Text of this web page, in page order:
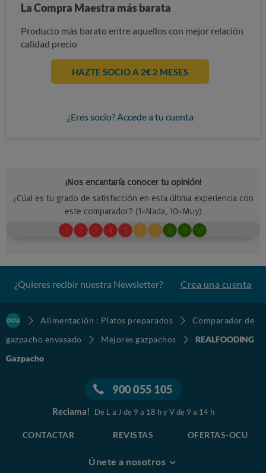
La Compra Maestra más barata
Producto más barato entre aquellos con mejor relación
calidad precio
HAZTE SOCIO A 2€ 2 MESES
¿Eres socio? Accede a tu cuenta
¿Quieres recibir nuestra Newsletter? Crea una cuenta
Alimentación : Platos preparados
Comparador de
gazpacho envasado
Mejores gazpachos
REALFOODING
Gazpacho
900 055 105
Reclama! De L a J de 9 a 18 h y V de 9 a 14 h
CONTACTAR REVISTAS OFERTAS-OCU
Únete a nosotros